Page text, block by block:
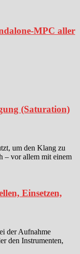
MPC aller
(Saturation)
um den Klang zu
– vor allem mit einem
Einsetzen,
der Aufnahme
den Instrumenten,